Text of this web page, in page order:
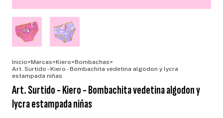
Inicio>Marcas>Kiero>Bombachas>
Art. Surtido - Kiero - Bombachita vedetina algodon y lycra
estampada niñas
Art. Surtido - Kiero - Bombachita vedetina algodon y
lycra estampada niñas